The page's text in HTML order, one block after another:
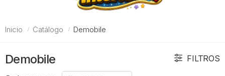
Inicio Catálogo Demobile
Demobile
FILTROS